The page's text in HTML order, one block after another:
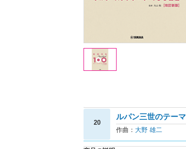
20
ルパン三世のテーマ
作曲： 大野 雄二